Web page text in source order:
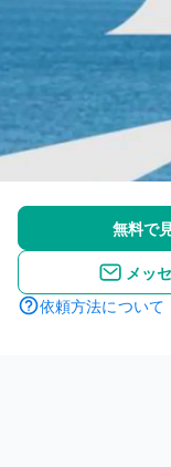
無料で
メッ
依頼方法について